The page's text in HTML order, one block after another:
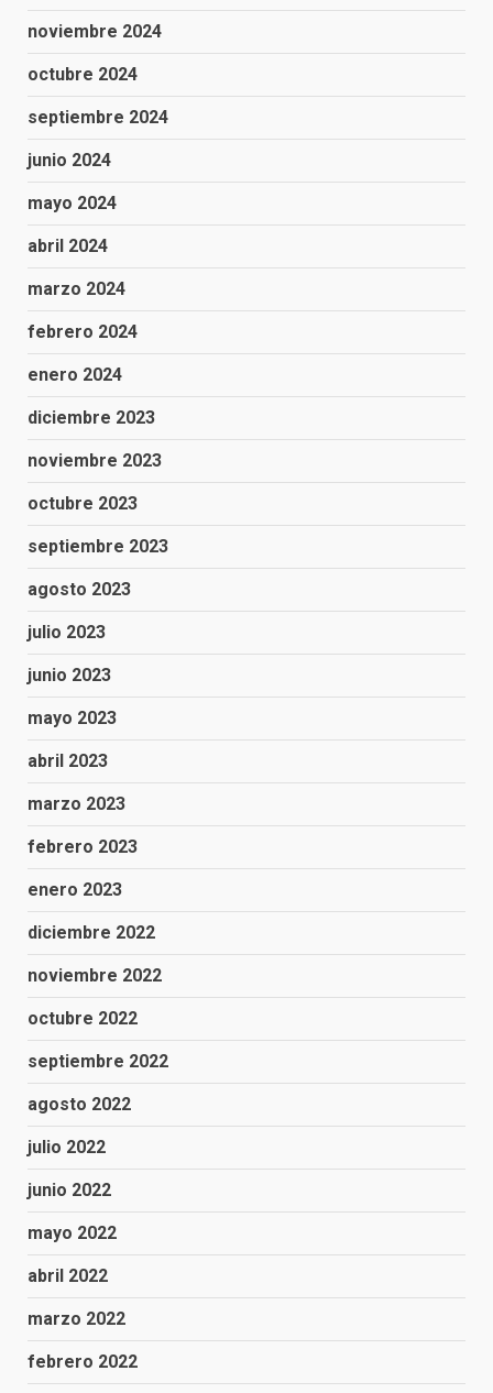
noviembre 2024
octubre 2024
septiembre 2024
junio 2024
mayo 2024
abril 2024
marzo 2024
febrero 2024
enero 2024
diciembre 2023
noviembre 2023
octubre 2023
septiembre 2023
agosto 2023
julio 2023
junio 2023
mayo 2023
abril 2023
marzo 2023
febrero 2023
enero 2023
diciembre 2022
noviembre 2022
octubre 2022
septiembre 2022
agosto 2022
julio 2022
junio 2022
mayo 2022
abril 2022
marzo 2022
febrero 2022